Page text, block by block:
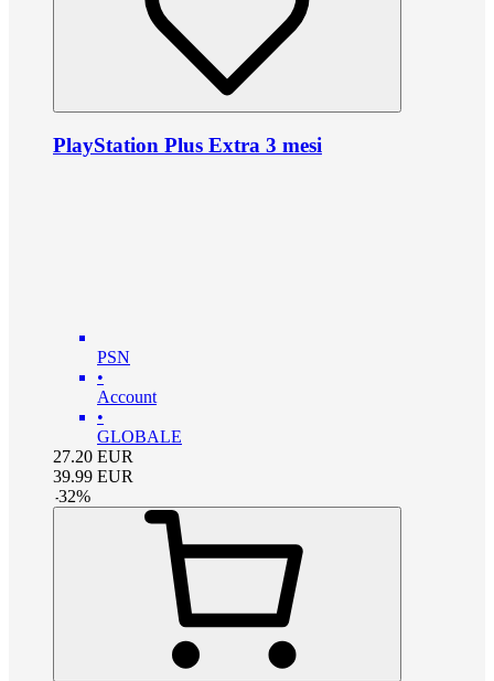
PlayStation Plus Extra 3 mesi
PSN
•
Account
•
GLOBALE
27.20 EUR
39.99 EUR
-32%